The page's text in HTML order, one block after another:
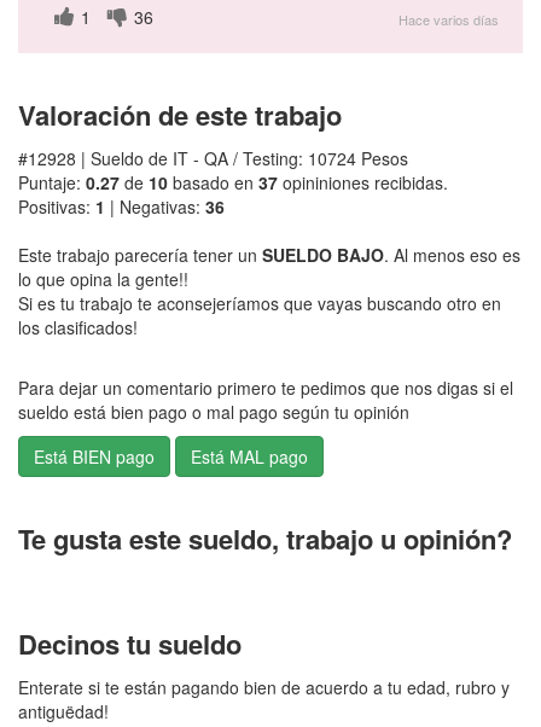
1 36 Hace varios días
Valoración de este trabajo
#12928 | Sueldo de IT - QA / Testing: 10724 Pesos
Puntaje: 0.27 de 10 basado en 37 opininiones recibidas.
Positivas: 1 | Negativas: 36
Este trabajo parecería tener un SUELDO BAJO. Al menos eso es
lo que opina la gente!!
Si es tu trabajo te aconsejeríamos que vayas buscando otro en
los clasificados!
Para dejar un comentario primero te pedimos que nos digas si el
sueldo está bien pago o mal pago según tu opinión
Te gusta este sueldo, trabajo u opinión?
Decinos tu sueldo
Enterate si te están pagando bien de acuerdo a tu edad, rubro y
antiguëdad!